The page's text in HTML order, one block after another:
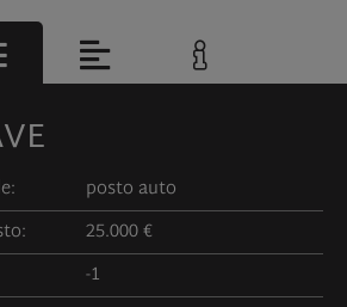
posto auto
25.000 €
-1